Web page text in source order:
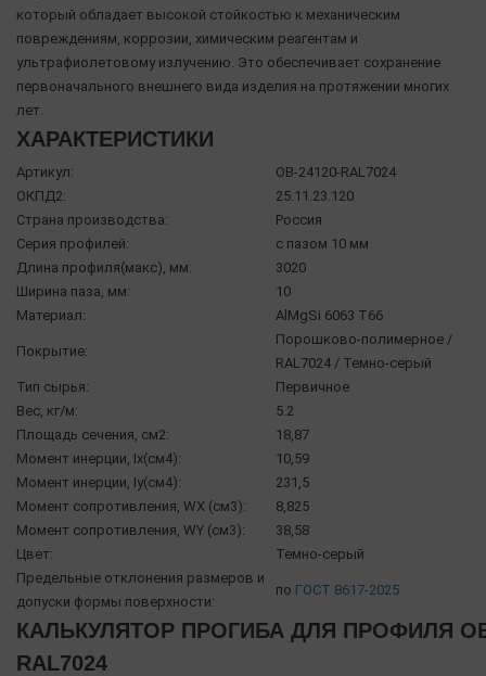
который обладает высокой стойкостью к механическим
повреждениям, коррозии, химическим реагентам и
ультрафиолетовому излучению. Это обеспечивает сохранение
первоначального внешнего вида изделия на протяжении многих
лет.
ХАРАКТЕРИСТИКИ
Артикул:
OB-24120-RAL7024
ОКПД2:
25.11.23.120
Страна производства:
Россия
Серия профилей:
с пазом 10 мм
Длина профиля(макс), мм:
3020
Ширина паза, мм:
10
Материал:
AlMgSi 6063 Т66
Покрытие:
Порошково-полимерное /
RAL7024 / Темно-серый
Тип сырья:
Первичное
Вес, кг/м:
5.2
Площадь сечения, см2:
18,87
Момент инерции, Ix(см4):
10,59
Момент инерции, Iy(см4):
231,5
Момент сопротивления, WX (см3):
8,825
Момент сопротивления, WY (см3):
38,58
Цвет:
Темно-серый
Предельные отклонения размеров и
допуски формы поверхности:
по ГОСТ 8617-2025
КАЛЬКУЛЯТОР ПРОГИБА ДЛЯ ПРОФИЛЯ
RAL7024